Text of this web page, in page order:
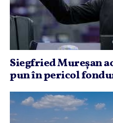
Siegfried Mureşan
pun în pericol